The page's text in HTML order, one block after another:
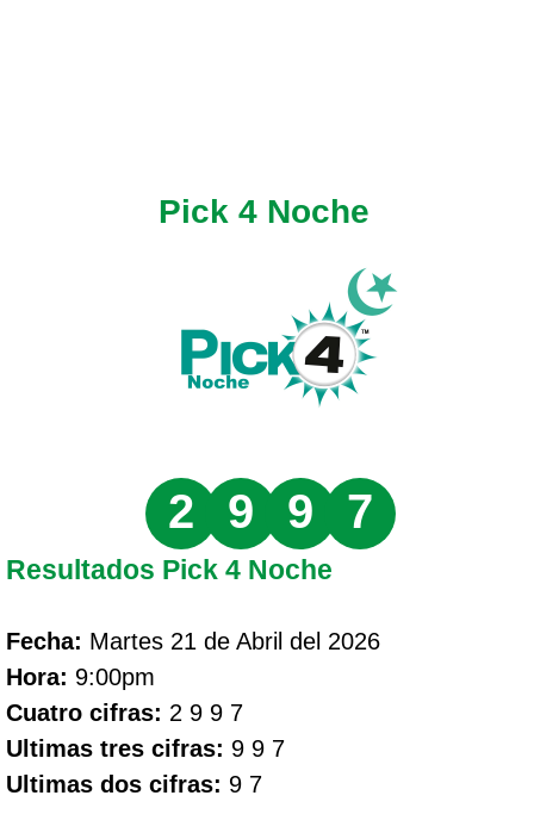
Pick 4 Noche
2 9 9 7
Resultados Pick 4 Noche
Fecha: Martes 21 de Abril del 2026
Hora: 9:00pm
Cuatro cifras: 2 9 9 7
Ultimas tres cifras: 9 9 7
Ultimas dos cifras: 9 7